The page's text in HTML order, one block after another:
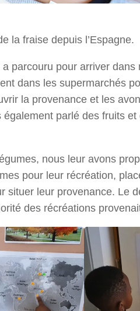
la fraise depuis l’Espagne.
parcouru pour arriver
dans les supermarchés
la provenance et les
parlé des fruits et
nous leur avons
pour leur récréation,
situer leur provenance. Le
des récréations